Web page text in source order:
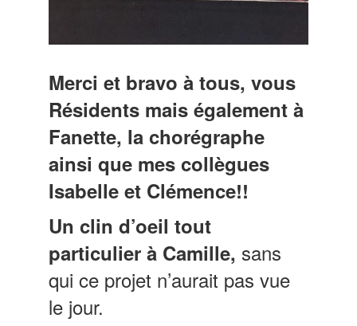
Merci et bravo à tous, vous
Résidents mais également à
Fanette, la chorégraphe
ainsi que mes collègues
Isabelle et Clémence!!
Un clin d’oeil tout
particulier à Camille, sans
qui ce projet n’aurait pas vue
le jour.